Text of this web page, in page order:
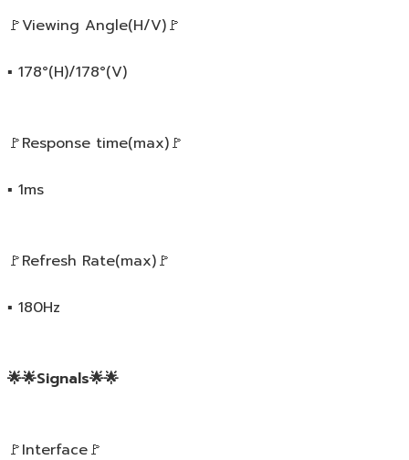
🚩Viewing Angle(H/V)🚩
▪️ 178°(H)/178°(V)
🚩Response time(max)🚩
▪️ 1ms
🚩Refresh Rate(max)🚩
▪️ 180Hz
🌟🌟Signals🌟🌟
🚩Interface🚩